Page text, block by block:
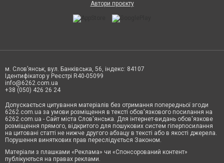
Автори проєкту
м. Слов’янськ, вул. Банківська, 56, індекс: 84107
Ідентифікатор у Реєстрі R40-05099
info@6262.com.ua
+38 (050) 426 26 24
Допускається цитування матеріалів без отримання попередньої згоди
6262.com.ua за умови розміщення в тексті обов'язкового посилання на
6262.com.ua - Сайт міста Слов'янська. Для інтернет-видань обов'язкове
розміщення прямого, відкритого для пошукових систем гіперпосилання
на цитовані статті не нижче другого абзацу в тексті або в якості джерела.
Порушення виняткових прав переслідується Законом.
Матеріали з плашками «Реклама» чи «Спонсорований контент»
публікуються на правах реклами.